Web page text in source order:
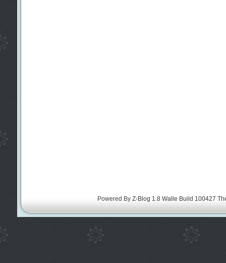
Powered By Z-Blog 1.8 Walle Build 100427